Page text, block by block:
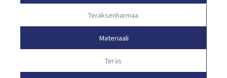
Teräksenharmaa
Materiaali
Teräs